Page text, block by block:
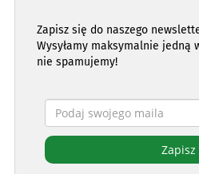
Zapisz się do naszego
Wysyłamy maksymalnie jedną
nie spamujemy!